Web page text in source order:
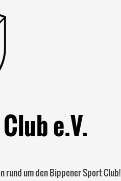
e.V.
rund um den Bippener Sport Club!